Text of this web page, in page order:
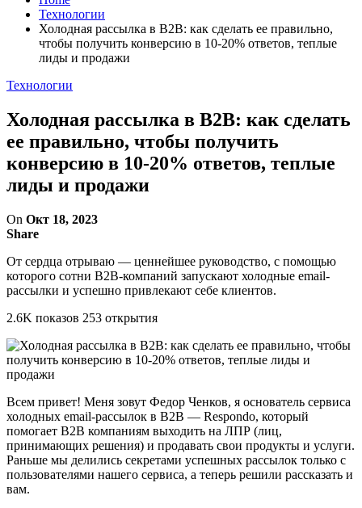
Технологии
Холодная рассылка в B2B: как сделать ее правильно,
чтобы получить конверсию в 10-20% ответов, теплые
лиды и продажи
Технологии
Холодная рассылка в B2B: как сделать
ее правильно, чтобы получить
конверсию в 10-20% ответов, теплые
лиды и продажи
On Окт 18, 2023
Share
От сердца отрываю — ценнейшее руководство, с помощью
которого сотни B2B-компаний запускают холодные email-
рассылки и успешно привлекают себе клиентов.
2.6K показов 253 открытия
Всем привет! Меня зовут Федор Ченков, я основатель сервиса
холодных email-рассылок в B2B — Respondo, который
помогает B2B компаниям выходить на ЛПР (лиц,
принимающих решения) и продавать свои продукты и услуги.
Раньше мы делились секретами успешных рассылок только с
пользователями нашего сервиса, а теперь решили рассказать и
вам.